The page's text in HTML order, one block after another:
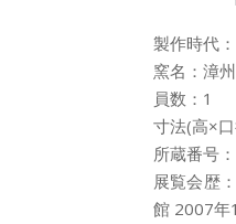
製作時代
窯名：漳
員数：1
寸法(高×
所蔵番号
展覧会歴
館 2007年